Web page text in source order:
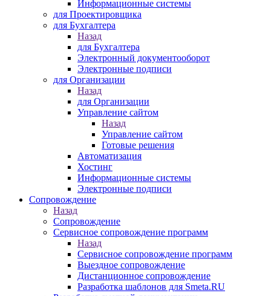
Информационные системы
для Проектировщика
для Бухгалтера
Назад
для Бухгалтера
Электронный документооборот
Электронные подписи
для Организации
Назад
для Организации
Управление сайтом
Назад
Управление сайтом
Готовые решения
Автоматизация
Хостинг
Информационные системы
Электронные подписи
Сопровождение
Назад
Сопровождение
Сервисное сопровождение программ
Назад
Сервисное сопровождение программ
Выездное сопровождение
Дистанционное сопровождение
Разработка шаблонов для Smeta.RU